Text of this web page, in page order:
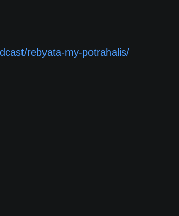
rebyata-my-potrahalis/